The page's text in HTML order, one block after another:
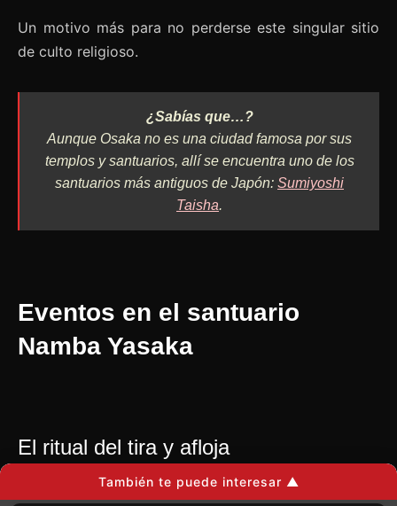
Un motivo más para no perderse este singular sitio
de culto religioso.
¿Sabías que…?
Aunque Osaka no es una ciudad famosa por sus
templos y santuarios, allí se encuentra uno de los
santuarios más antiguos de Japón: Sumiyoshi
Taisha.
Eventos en el santuario
Namba Yasaka
El ritual del tira y afloja
Además de la temporada de los cerezos en flor, la
También te puede interesar ▲